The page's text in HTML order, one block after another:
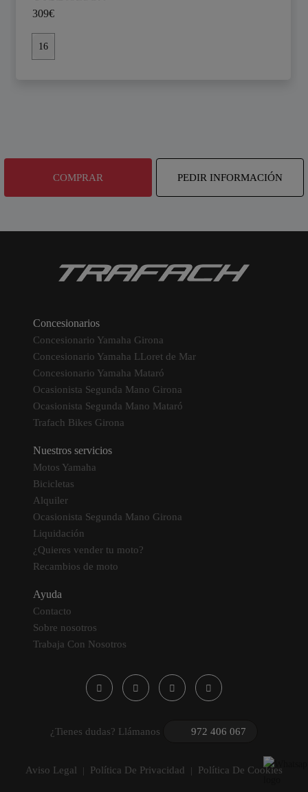
309€
16
COMPRAR PEDIR INFORMACIÓN
Concesionarios
Concesionario Yamaha Girona
Concesionario Yamaha LLoret de Mar
Concesionario Yamaha Mataró
Ocasionista Segunda Mano Girona
Ocasionista Segunda Mano Mataró
Trafach Bikes Girona
Nuestros servicios
Motos Yamaha
Bicicletas
Alquiler
Ocasionista Segunda Mano Girona
Liquidación
¿Quieres vender tu moto?
Recambios de moto
Ayuda
Contacto
Sobre nosotros
Trabaja Con Nosotros
¿Tienes dudas? Llámanos 972 406 067
Aviso Legal | Política De Privacidad | Política De Cookies